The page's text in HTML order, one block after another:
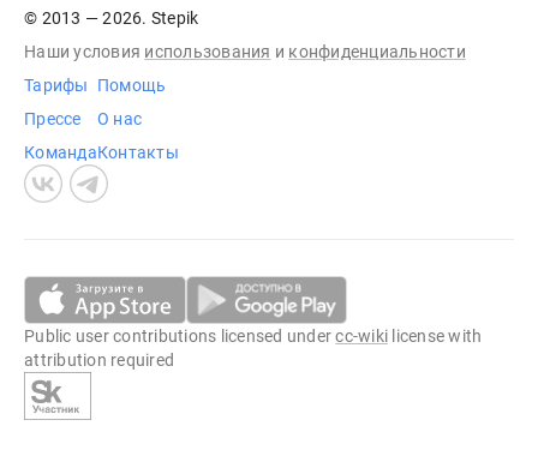
© 2013 — 2026. Stepik
Наши условия использования и конфиденциальности
Тарифы
Прессе
Команда
Помощь
О нас
Контакты
Public user contributions licensed undercc-wiki license with
attribution required